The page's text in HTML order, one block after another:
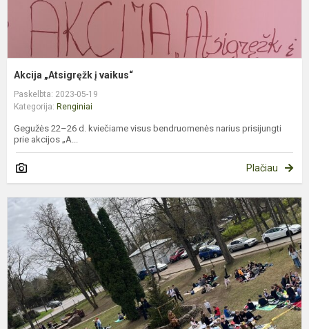
Akcija „Atsigręžk į vaikus“
Paskelbta: 2023-05-19
Kategorija: Renginiai
Gegužės 22–26 d. kviečiame visus bendruomenės narius prisijungti
prie akcijos „A...
Plačiau